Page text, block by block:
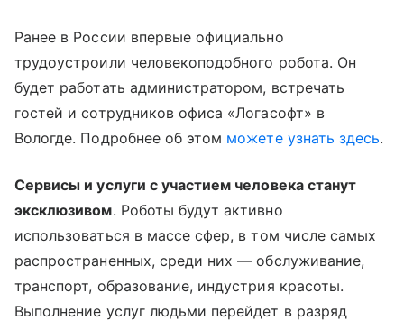
Ранее в России впервые официально
трудоустроили человекоподобного робота. Он
будет работать администратором, встречать
гостей и сотрудников офиса «Логасофт» в
Вологде. Подробнее об этом можете узнать здесь.
Сервисы и услуги с участием человека станут
эксклюзивом. Роботы будут активно
использоваться в массе сфер, в том числе самых
распространенных, среди них — обслуживание,
транспорт, образование, индустрия красоты.
Выполнение услуг людьми перейдет в разряд